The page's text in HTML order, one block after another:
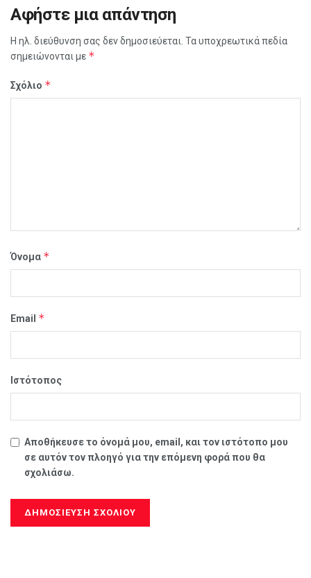
Αφήστε μια απάντηση
Η ηλ. διεύθυνση σας δεν δημοσιεύεται. Τα υποχρεωτικά πεδία
σημειώνονται με *
Σχόλιο *
Όνομα *
Email *
Ιστότοπος
Αποθήκευσε το όνομά μου, email, και τον ιστότοπο μου
σε αυτόν τον πλοηγό για την επόμενη φορά που θα
σχολιάσω.